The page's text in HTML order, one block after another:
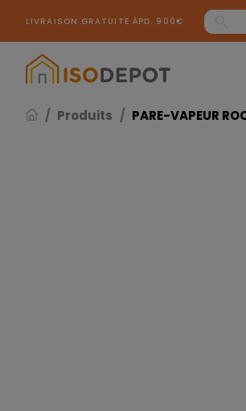
LIVRAISON GRATUITE ÀPD. 900€
Produits PARE-VAPEUR